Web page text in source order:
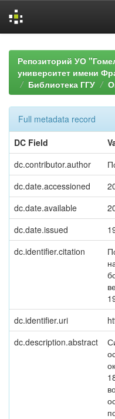
navigationРепозиторий УО
университет имени
Библиотека ГГУ
Full metadata record
DC Field
dc.contributor.author
dc.date.accessioned
dc.date.available
dc.date.issued
dc.identifier.citation
dc.identifier.uri
dc.description.abstract